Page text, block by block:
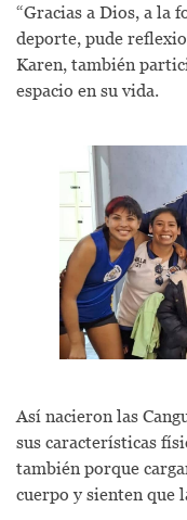
“Gracias a Dios, a la
deporte, pude
Karen, también
espacio en su vida.
Así nacieron las
sus características
también porque
cuerpo y sienten que